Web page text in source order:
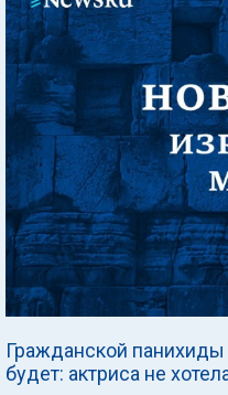
Гражданской
будет: актриса не